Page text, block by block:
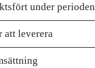
under perioden
att leverera